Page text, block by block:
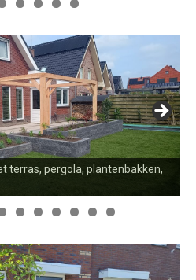
terras, pergola, plantenbakken,
0 1